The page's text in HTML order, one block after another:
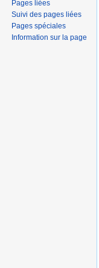
Pages liées
Suivi des pages liées
Pages spéciales
Information sur la page